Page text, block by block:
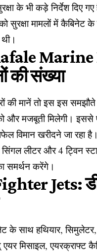
के भी कड़े निर्देश
सुरक्षा मामलों में
Marine
की संख्या
की मानें तो इस इस
और मजबूती मिलेगी।
विमान खरीदने जा रहा
लीटर और 4 ट्विन
समर्थन करेंगे।
Jets:
के साथ हथियार,
एयर मिसाइल,